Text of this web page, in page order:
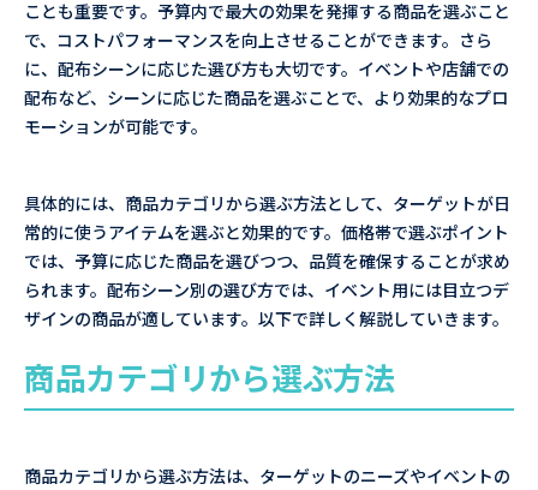
ことも重要です。予算内で最大の効果を発揮する商品を選ぶこと
で、コストパフォーマンスを向上させることができます。さら
に、配布シーンに応じた選び方も大切です。イベントや店舗での
配布など、シーンに応じた商品を選ぶことで、より効果的なプロ
モーションが可能です。
具体的には、商品カテゴリから選ぶ方法として、ターゲットが日
常的に使うアイテムを選ぶと効果的です。価格帯で選ぶポイント
では、予算に応じた商品を選びつつ、品質を確保することが求め
られます。配布シーン別の選び方では、イベント用には目立つデ
ザインの商品が適しています。以下で詳しく解説していきます。
商品カテゴリから選ぶ方法
商品カテゴリから選ぶ方法は、ターゲットのニーズやイベントの